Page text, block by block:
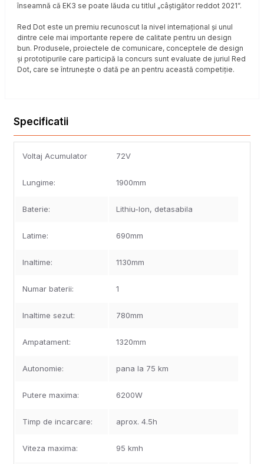
înseamnă că EK3 se poate lăuda cu titlul „câștigător reddot 2021”.
Red Dot este un premiu recunoscut la nivel internațional și unul
dintre cele mai importante repere de calitate pentru un design
bun. Produsele, proiectele de comunicare, conceptele de design
și prototipurile care participă la concurs sunt evaluate de juriul Red
Dot, care se întrunește o dată pe an pentru această competiție.
Specificatii
Voltaj Acumulator 72V
Lungime: 1900mm
Baterie: Lithiu-Ion, detasabila
Latime: 690mm
Inaltime: 1130mm
Numar baterii: 1
Inaltime sezut: 780mm
Ampatament: 1320mm
Autonomie: pana la 75 km
Putere maxima: 6200W
Timp de incarcare: aprox. 4.5h
Viteza maxima: 95 kmh